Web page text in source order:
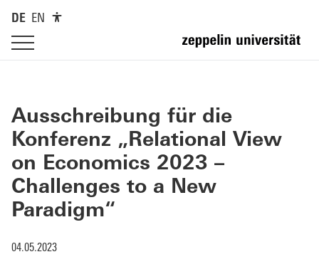
DE EN
Ausschreibung für die
Konferenz „Relational View
on Economics 2023 –
Challenges to a New
Paradigm“
04.05.2023